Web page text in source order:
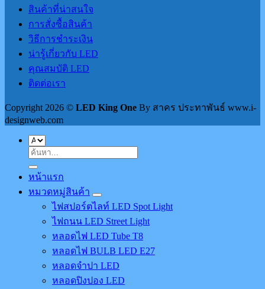
สินค้าที่น่าสนใจ
การสั่งซื้อสินค้า
วิธีการชำระเงิน
น่ารู้เกี่ยวกับ LED
คุณสมบัติ LED
ติดต่อเรา
Copyright 2026 © LED King One By สาคร ประทาพันธ์ www.i-
designweb.com
ค้นหา:
หน้าแรก
หมวดหมู่สินค้า
ไฟสปอร์ตไลท์ LED Spot Light
ไฟถนน LED Street Light
หลอดไฟ LED Tube T8
หลอดไฟ BULB LED E27
หลอดจำปา LED
หลอดปิงปอง LED